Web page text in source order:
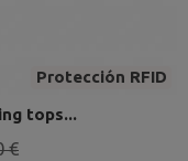
Protección RFID
tops...
€